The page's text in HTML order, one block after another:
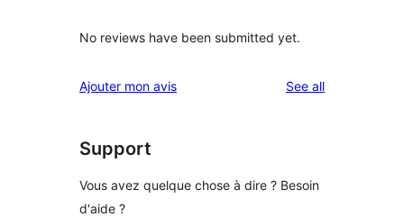
No reviews have been submitted yet.
Ajouter mon avis See allreviews
Support
Vous avez quelque chose à dire ? Besoin
d'aide ?